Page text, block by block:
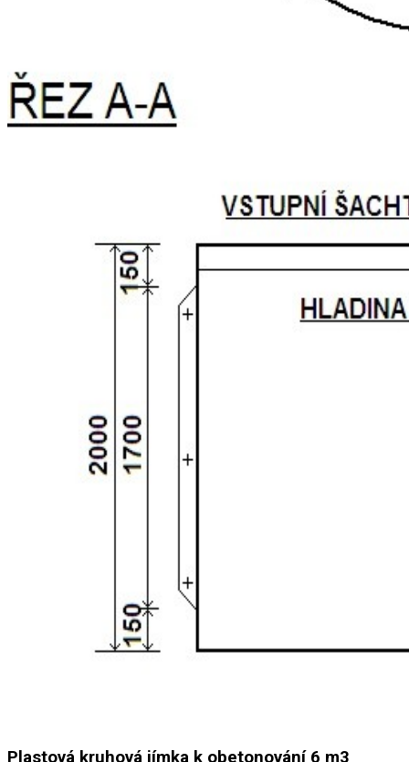
Plastová kruhová jímka k obetonování 6 m3